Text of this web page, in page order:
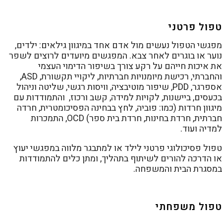
טפול פרטני
מפגשי הטפול נעשים מול אדם אחד במיגוון גילאים: ילדים,
נוער או בוגרים לאחר צבא. המפגשים מיועדים לרוצים לשפר
את איכות חייהם על רקע צורך בשיפור הדימוי העצמי
והחברתי, רכישת מיומנויות חברתיות, ליקויי תקשורת, ASD,
אספרגר, PDD, שיפור מוטיבציה, וויסות רגשי, שליטה וניהול
בכעסים, ביישנות, לקויות למידה, קשב ורכוז, והתמודדות עם
מיגוון חרדות (כמו: פוביה, לחץ בבחינה הפסיכומטרית, חרדה
חברתית, חרדת בחינות, חרדת בית ספר) OCD, התמכרות
למדיה ועוד.
טפול פסיכולוגי פרטני לילד או למתבגר מלווה במפגשי יעוץ
או הדרכה להורים לשיתוף בתהליך, ומתן כלים להתמודדות
במסגרת הבית והמשפחה.
טפול משפחתי